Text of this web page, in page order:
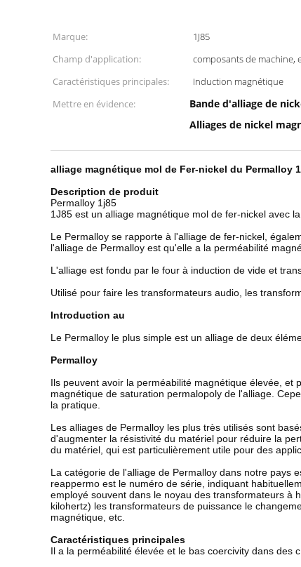
Marque: 1J85
Champ d'application:
composants de machine,
Caractéristiques principales:
Induction magnétique
Mettre en évidence:
Bande d'alliage de
Alliages de nickel
alliage magnétique mol de Fer-nickel du Permalloy
Description de produit
Permalloy 1j85
1J85 est un alliage magnétique mol de fer-nickel avec
Le Permalloy se rapporte à l'alliage de fer-nickel,
l'alliage de Permalloy est qu'elle a la perméabilité
L'alliage est fondu par le four à induction de vide et
Utilisé pour faire les transformateurs audio, les
Introduction au
Le Permalloy le plus simple est un alliage de deux
Permalloy
Ils peuvent avoir la perméabilité magnétique élevée,
magnétique de saturation permalopoly de l'alliage.
la pratique.
Les alliages de Permalloy les plus très utilisés sont
d'augmenter la résistivité du matériel pour réduire la
du matériel, qui est particulièrement utile pour des
La catégorie de l'alliage de Permalloy dans notre pays
reappermo est le numéro de série, indiquant
employé souvent dans le noyau des transformateurs à
kilohertz) les transformateurs de puissance le
magnétique, etc.
Caractéristiques principales
Il a la perméabilité élevée et le bas coercivity dans des